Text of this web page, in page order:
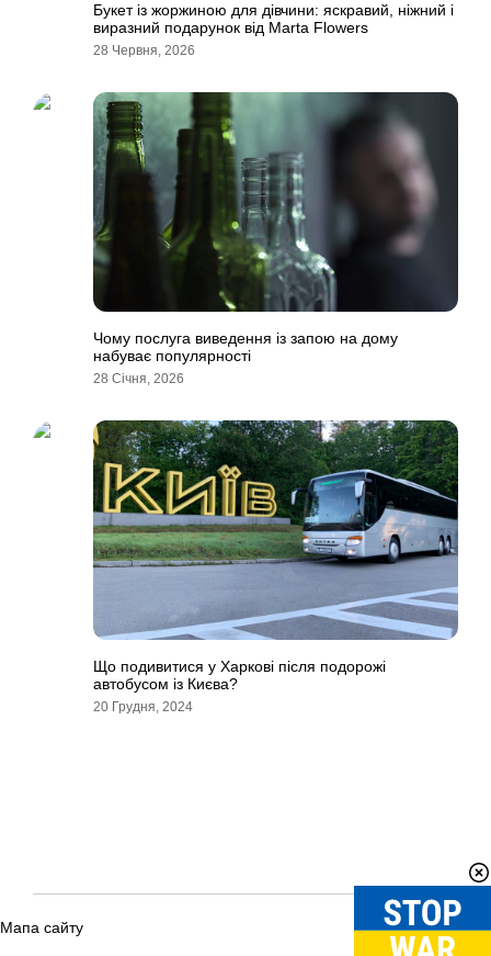
Букет із жоржиною для дівчини: яскравий, ніжний і
виразний подарунок від Marta Flowers
28 Червня, 2026
Чому послуга виведення із запою на дому
набуває популярності
28 Січня, 2026
Що подивитися у Харкові після подорожі
автобусом із Києва?
20 Грудня, 2024
Мапа сайту